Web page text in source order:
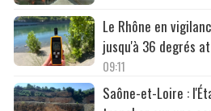
Le Rhône en
jusqu'à 36 degrés
09:11
Saône-et-Loire :